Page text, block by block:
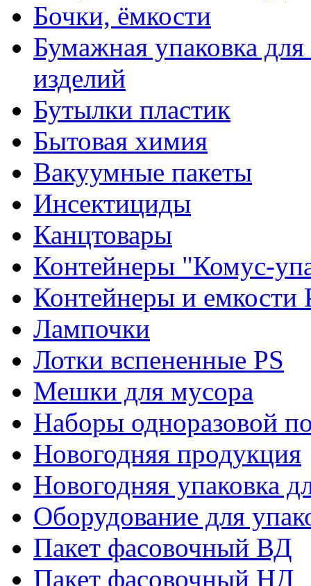
Бочки, ёмкости
Бумажная упаковка
изделий
Бутылки пластик
Бытовая химия
Вакуумные пакеты
Инсектициды
Канцтовары
Контейнеры "Комус-
Контейнеры и емкости
Лампочки
Лотки вспененные PS
Мешки для мусора
Наборы одноразовой
Новогодняя продукция
Новогодняя упаковка
Оборудование для
Пакет фасовочный ВД
Пакет фасовочный НД